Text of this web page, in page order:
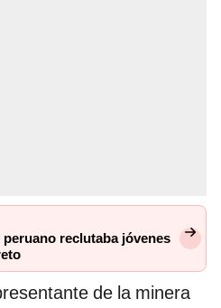
reclutaba jóvenes
de la minera